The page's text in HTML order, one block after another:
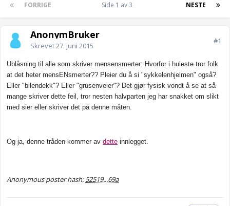
FORRIGE NESTE
Side 1 av 3
AnonymBruker
Skrevet27. juni 2015
#1
Ublåsning til alle som skriver mensensmerter: Hvorfor i huleste tror folk
at det heter mensENsmerter?? Pleier du å si "sykkelenhjelmen" også?
Eller "bilendekk"? Eller "grusenveier"? Det gjør fysisk vondt å se at så
mange skriver dette feil, tror nesten halvparten jeg har snakket om slikt
med sier eller skriver det på denne måten.
Og ja, denne tråden kommer av dette innlegget.
Anonymous poster hash:52519...69a